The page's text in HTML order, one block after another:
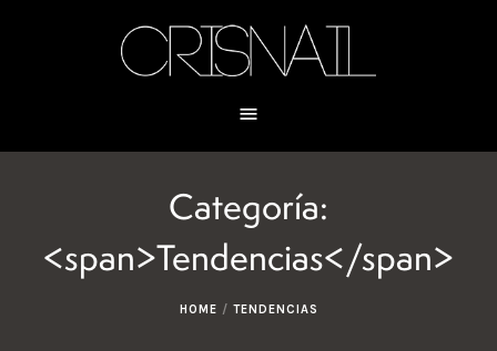
Categoría:
<span>Tendencias</span>
HOME / TENDENCIAS